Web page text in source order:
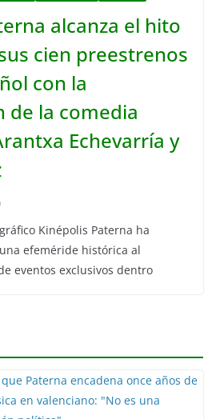
alcanza el hito
cien preestrenos
con la
de la comedia
Echevarría y
Kinépolis Paterna ha
efeméride histórica al
eventos exclusivos dentro